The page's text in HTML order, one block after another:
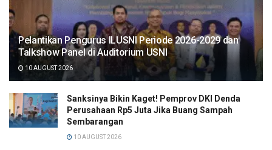
Pelantikan Pengurus ILUSNI Periode 2026-2029 dan
Talkshow Panel di Auditorium USNI
10 AUGUST 2026
Sanksinya Bikin Kaget! Pemprov DKI Denda
Perusahaan Rp5 Juta Jika Buang Sampah
Sembarangan
10 AUGUST 2026